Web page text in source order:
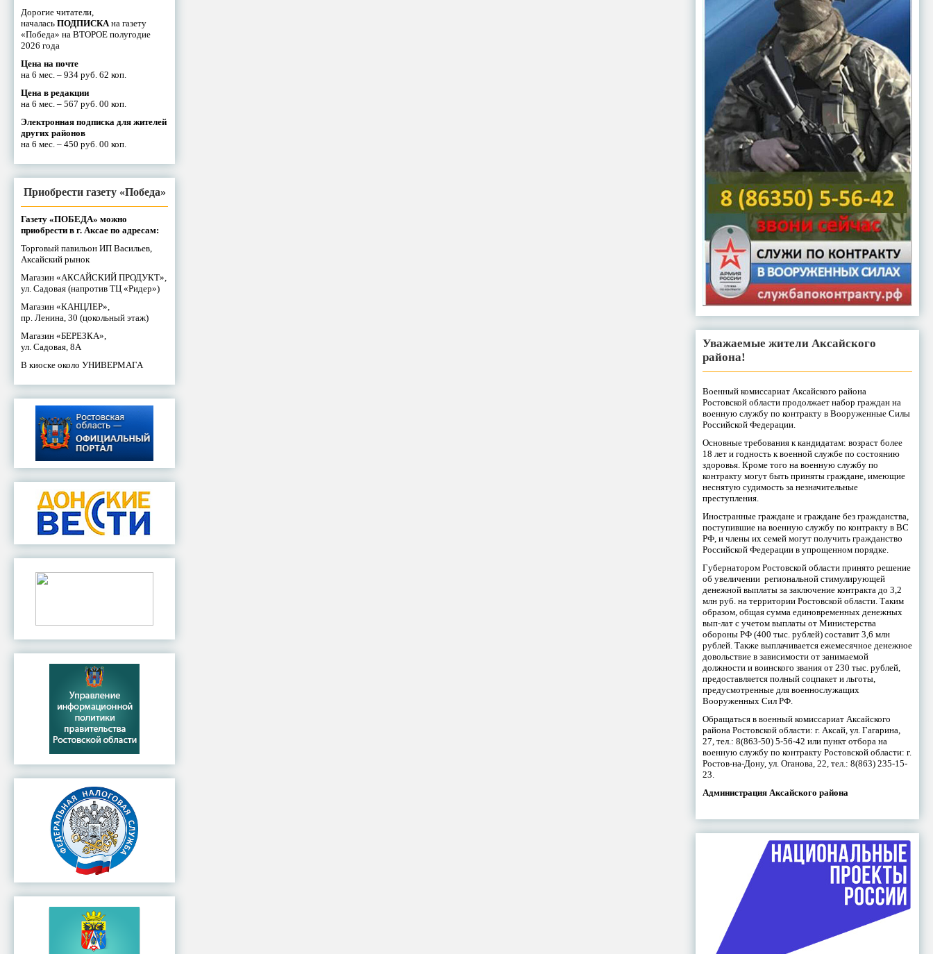
Дорогие читатели,
началась ПОДПИСКА на газету
«Победа» на ВТОРОЕ полугодие
2026 года
Цена на почте
на 6 мес. – 934 руб. 62 коп.
Цена в редакции
на 6 мес. – 567 руб. 00 коп.
Электронная подписка для жителей
других районов
на 6 мес. – 450 руб. 00 коп.
Приобрести газету «Победа»
Газету «ПОБЕДА» можно
приобрести в г. Аксае по адресам:
Торговый павильон ИП Васильев,
Аксайский рынок
Магазин «АКСАЙСКИЙ ПРОДУКТ»,
ул. Садовая (напротив ТЦ «Ридер»)
Магазин «КАНЦЛЕР»,
пр. Ленина, 30 (цокольный этаж)
Магазин «БЕРЕЗКА»,
ул. Садовая, 8А
В киоске около УНИВЕРМАГА
Уважаемые жители Аксайского
района!
Военный комиссариат Аксайского района
Ростовской области продолжает набор граждан на
военную службу по контракту в Вооруженные Силы
Российской Федерации.
Основные требования к кандидатам: возраст более
18 лет и годность к военной службе по состоянию
здоровья. Кроме того на военную службу по
контракту могут быть приняты граждане, имеющие
неснятую судимость за незначительные
преступления.
Иностранные граждане и граждане без гражданства,
поступившие на военную службу по контракту в ВС
РФ, и члены их семей могут получить гражданство
Российской Федерации в упрощенном порядке.
Губернатором Ростовской области принято решение
об увеличении региональной стимулирующей
денежной выплаты за заключение контракта до 3,2
млн руб. на территории Ростовской области. Таким
образом, общая сумма единовременных денежных
вып-лат с учетом выплаты от Министерства
обороны РФ (400 тыс. рублей) составит 3,6 млн
рублей. Также выплачивается ежемесячное денежное
довольствие в зависимости от занимаемой
должности и воинского звания от 230 тыс. рублей,
предоставляется полный соцпакет и льготы,
предусмотренные для военнослужащих
Вооруженных Сил РФ.
Обращаться в военный комиссариат Аксайского
района Ростовской области: г. Аксай, ул. Гагарина,
27, тел.: 8(863-50) 5-56-42 или пункт отбора на
военную службу по контракту Ростовской области: г.
Ростов-на-Дону, ул. Оганова, 22, тел.: 8(863) 235-15-
23.
Администрация Аксайского района